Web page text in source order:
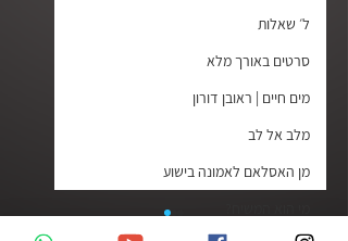
ל׳ שאלות
סרטים באורך מלא
מים חיים | ראובן דורון
מלב אל לב
מן האסלאם לאמונה בישוע